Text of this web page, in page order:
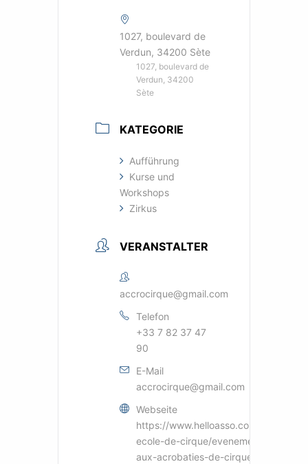
1027, boulevard de
Verdun, 34200 Sète
1027, boulevard de
Verdun, 34200
Sète
KATEGORIE
Aufführung
Kurse und
Workshops
Zirkus
VERANSTALTER
accrocirque@gmail.com
Telefon
+33 7 82 37 47
90
E-Mail
accrocirque@gmail.com
Webseite
https://www.helloasso.com/
ecole-de-cirque/evenements/stage-
aux-acrobaties-de-cirque-niveau-